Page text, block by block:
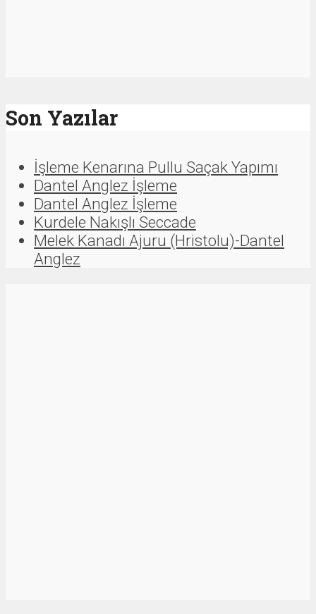
Son Yazılar
İşleme Kenarına Pullu Saçak Yapımı
Dantel Anglez İşleme
Dantel Anglez İşleme
Kurdele Nakışlı Seccade
Melek Kanadı Ajuru (Hristolu)-Dantel
Anglez